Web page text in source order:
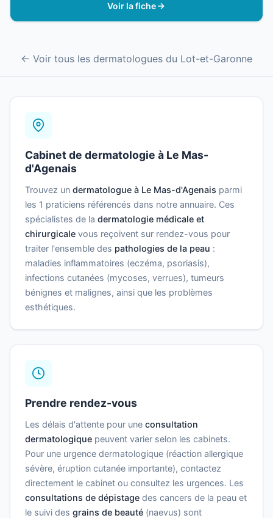
Voir la fiche
← Voir tous les dermatologues du Lot-et-Garonne
Cabinet de dermatologie à Le Mas-
d'Agenais
Trouvez un dermatologue à Le Mas-d'Agenais parmi
les 1 praticiens référencés dans notre annuaire. Ces
spécialistes de la dermatologie médicale et
chirurgicale vous reçoivent sur rendez-vous pour
traiter l'ensemble des pathologies de la peau :
maladies inflammatoires (eczéma, psoriasis),
infections cutanées (mycoses, verrues), tumeurs
bénignes et malignes, ainsi que les problèmes
esthétiques.
Prendre rendez-vous
Les délais d'attente pour une consultation
dermatologique peuvent varier selon les cabinets.
Pour une urgence dermatologique (réaction allergique
sévère, éruption cutanée importante), contactez
directement le cabinet ou consultez les urgences. Les
consultations de dépistage des cancers de la peau et
le suivi des grains de beauté (naevus) sont